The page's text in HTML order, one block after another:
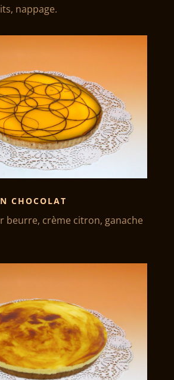
nappage.
CHOCOLAT
beurre, crème citron, ganache